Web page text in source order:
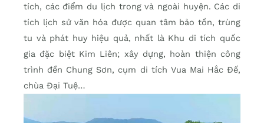
tích, các điểm du lịch trong và ngoài huyện. Các di
tích lịch sử văn hóa được quan tâm bảo tồn, trùng
tu và phát huy hiệu quả, nhất là Khu di tích quốc
gia đặc biệt Kim Liên; xây dựng, hoàn thiện công
trình đền Chung Sơn, cụm di tích Vua Mai Hắc Đế,
chùa Đại Tuệ…